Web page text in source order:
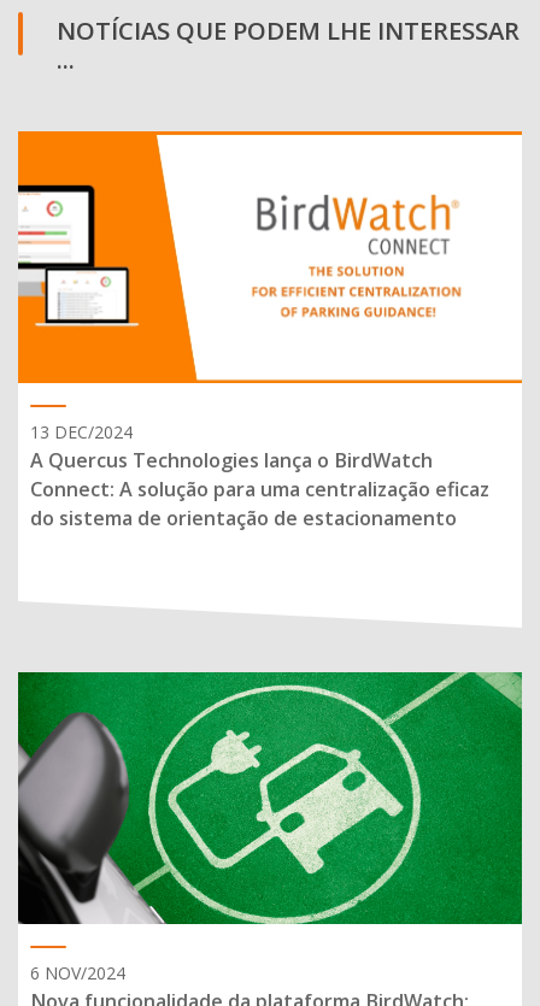
NOTÍCIAS QUE PODEM LHE INTERESSAR
...
13 DEC/2024
A Quercus Technologies lança o BirdWatch
Connect: A solução para uma centralização eficaz
do sistema de orientação de estacionamento
6 NOV/2024